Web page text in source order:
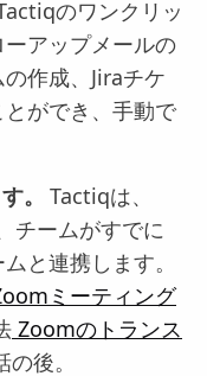
のワンクリッ
アップメールの
作成、Jiraチケ
ができ、手動で
。
Tactiqは、
チームがすでに
と連携します。
ミーティング
Zoomのトランス
後。